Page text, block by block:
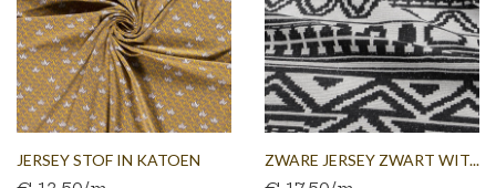
JERSEY STOF IN KATOEN
ZWARE JERSEY ZWART WIT...